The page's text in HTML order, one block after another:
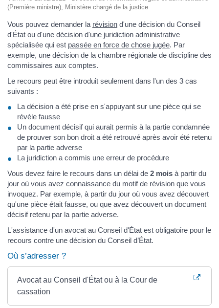
(Première ministre), Ministère chargé de la justice
Vous pouvez demander la révision d'une décision du Conseil
d'État ou d'une décision d'une juridiction administrative
spécialisée qui est passée en force de chose jugée. Par
exemple, une décision de la chambre régionale de discipline des
commissaires aux comptes.
Le recours peut être introduit seulement dans l'un des 3 cas
suivants :
La décision a été prise en s'appuyant sur une pièce qui se
révèle fausse
Un document décisif qui aurait permis à la partie condamnée
de prouver son bon droit a été retrouvé après avoir été retenu
par la partie adverse
La juridiction a commis une erreur de procédure
Vous devez faire le recours dans un délai de 2 mois à partir du
jour où vous avez connaissance du motif de révision que vous
invoquez. Par exemple, à partir du jour où vous avez découvert
qu'une pièce était fausse, ou que avez découvert un document
décisif retenu par la partie adverse.
L'assistance d'un avocat au Conseil d'État est obligatoire pour le
recours contre une décision du Conseil d’État.
Où s’adresser ?
Avocat au Conseil d'État ou à la Cour de
cassation